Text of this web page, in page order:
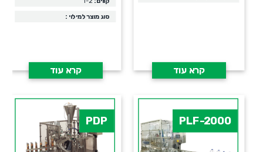
סוג מוצר למילוי :
קרא עוד קרא עוד
PDP PLF-2000